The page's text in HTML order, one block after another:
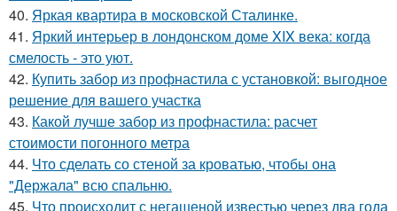
40. Яркая квартира в московской Сталинке.
41. Яркий интерьер в лондонском доме XIX века: когда
смелость - это уют.
42. Купить забор из профнастила с установкой: выгодное
решение для вашего участка
43. Какой лучше забор из профнастила: расчет
стоимости погонного метра
44. Что сделать со стеной за кроватью, чтобы она
"Держала" всю спальню.
45. Что происходит с негашеной известью через два года